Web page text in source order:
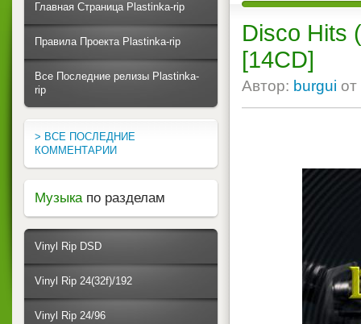
Disco Hits
[14CD]
Автор: burgui от
Главная Страница Plastinka-rip
Правила Проекта Plastinka-rip
Все Последние релизы Plastinka-
rip
> ВСЕ ПОСЛЕДНИЕ
КОММЕНТАРИИ
Музыка по разделам
Vinyl Rip DSD
Vinyl Rip 24(32f)/192
Vinyl Rip 24/96